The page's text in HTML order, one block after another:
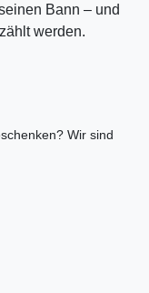
Bann – und
werden.
Wir sind